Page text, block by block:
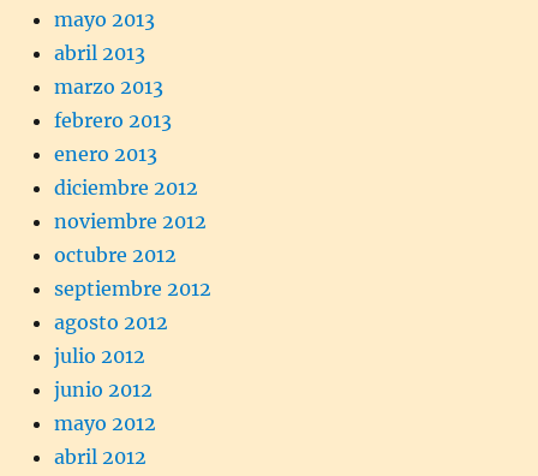
mayo 2013
abril 2013
marzo 2013
febrero 2013
enero 2013
diciembre 2012
noviembre 2012
octubre 2012
septiembre 2012
agosto 2012
julio 2012
junio 2012
mayo 2012
abril 2012